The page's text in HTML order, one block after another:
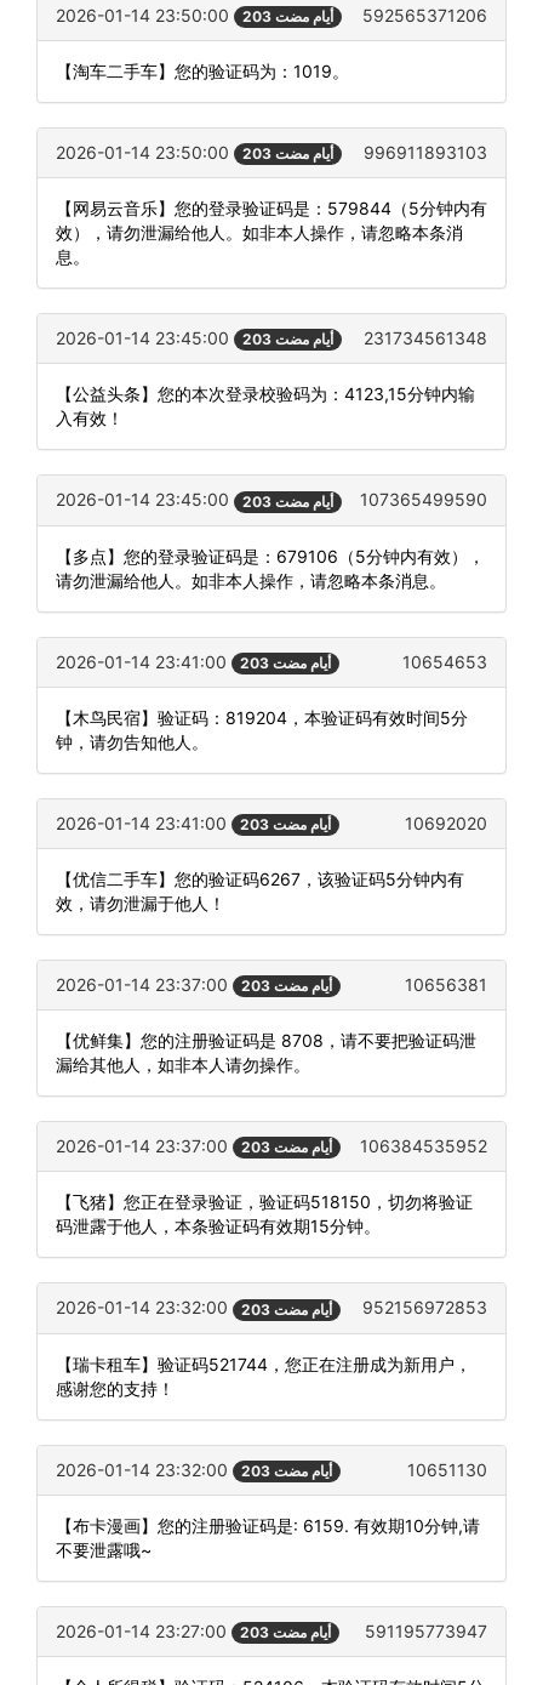
2026-01-14 23:50:00 203 أيام مضت 592565371206
【淘车二手车】您的验证码为：1019。
2026-01-14 23:50:00 203 أيام مضت 996911893103
【网易云音乐】您的登录验证码是：579844（5分钟内有
效），请勿泄漏给他人。如非本人操作，请忽略本条消
息。
2026-01-14 23:45:00 203 أيام مضت 231734561348
【公益头条】您的本次登录校验码为：4123,15分钟内输
入有效！
2026-01-14 23:45:00 203 أيام مضت 107365499590
【多点】您的登录验证码是：679106（5分钟内有效），
请勿泄漏给他人。如非本人操作，请忽略本条消息。
2026-01-14 23:41:00 203 أيام مضت 10654653
【木鸟民宿】验证码：819204，本验证码有效时间5分
钟，请勿告知他人。
2026-01-14 23:41:00 203 أيام مضت 10692020
【优信二手车】您的验证码6267，该验证码5分钟内有
效，请勿泄漏于他人！
2026-01-14 23:37:00 203 أيام مضت 10656381
【优鲜集】您的注册验证码是 8708，请不要把验证码泄
漏给其他人，如非本人请勿操作。
2026-01-14 23:37:00 203 أيام مضت 106384535952
【飞猪】您正在登录验证，验证码518150，切勿将验证
码泄露于他人，本条验证码有效期15分钟。
2026-01-14 23:32:00 203 أيام مضت 952156972853
【瑞卡租车】验证码521744，您正在注册成为新用户，
感谢您的支持！
2026-01-14 23:32:00 203 أيام مضت 10651130
【布卡漫画】您的注册验证码是: 6159. 有效期10分钟,请
不要泄露哦~
2026-01-14 23:27:00 203 أيام مضت 591195773947